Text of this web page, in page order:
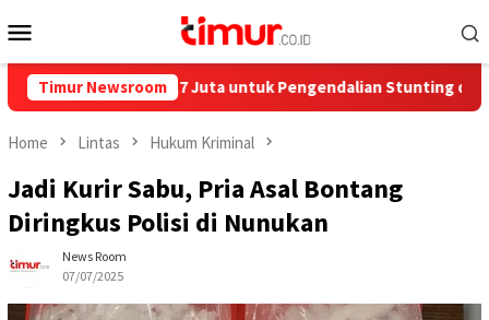
to
Menu
Timur Newsroom
Rp858,7 Juta untuk Pengendalian Stunting di Kota Bontang
Home Lintas Hukum Kriminal
Jadi Kurir Sabu, Pria Asal Bontang
Diringkus Polisi di Nunukan
News Room
07/07/2025